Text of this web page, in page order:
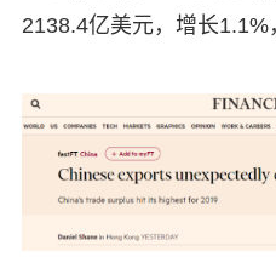
2138.4亿美元，增长1.1%